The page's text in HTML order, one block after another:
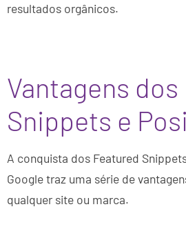
resultados orgânicos.
Vantagens
Snippets e
A conquista dos Featured
Google traz uma série de
qualquer site ou marca.